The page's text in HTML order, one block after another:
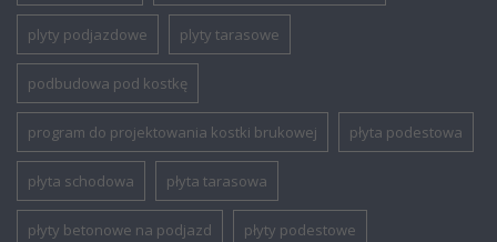
plyty podjazdowe plyty tarasowe
podbudowa pod kostkę
program do projektowania kostki brukowej płyta podestowa
płyta schodowa płyta tarasowa
płyty betonowe na podjazd płyty podestowe